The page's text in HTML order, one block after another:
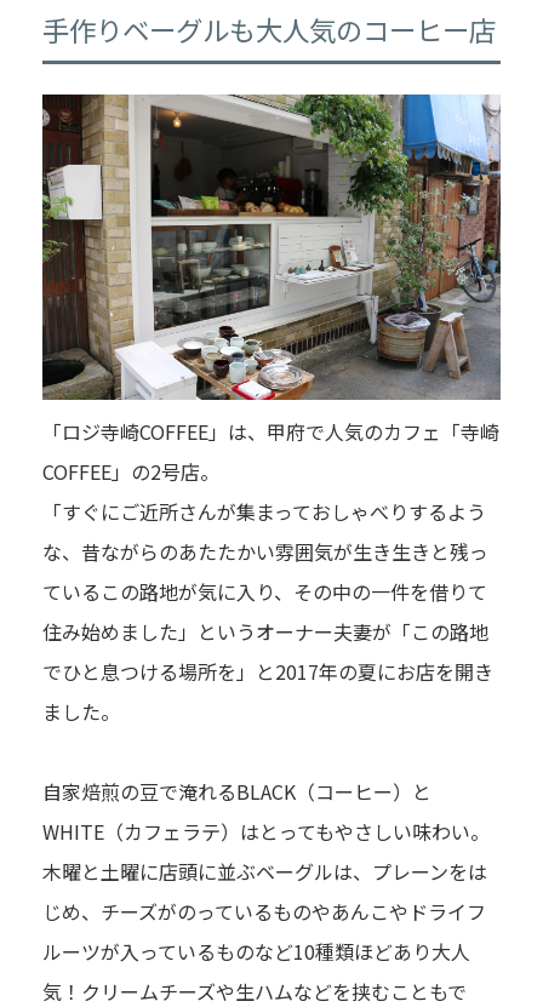
手作りベーグルも大人気のコーヒー店
「ロジ寺崎COFFEE」は、甲府で人気のカフェ「寺崎
COFFEE」の2号店。
「すぐにご近所さんが集まっておしゃべりするよう
な、昔ながらのあたたかい雰囲気が生き生きと残っ
ているこの路地が気に入り、その中の一件を借りて
住み始めました」というオーナー夫妻が「この路地
でひと息つける場所を」と2017年の夏にお店を開き
ました。
自家焙煎の豆で淹れるBLACK（コーヒー）と
WHITE（カフェラテ）はとってもやさしい味わい。
木曜と土曜に店頭に並ぶベーグルは、プレーンをは
じめ、チーズがのっているものやあんこやドライフ
ルーツが入っているものなど10種類ほどあり大人
気！クリームチーズや生ハムなどを挟むこともで